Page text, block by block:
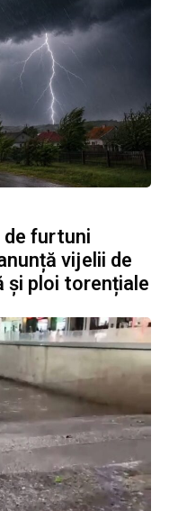
de furtuni
vijelii de
și ploi torențiale